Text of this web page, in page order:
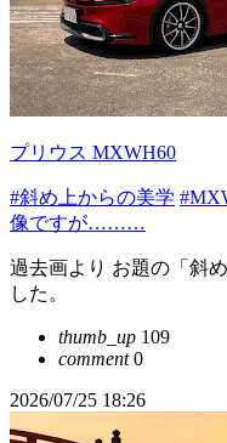
プリウス MXWH60
#斜め上からの美学
像ですが………
過去画より お題の「斜
した。
thumb_up 109
comment0
2026/07/25 18:26